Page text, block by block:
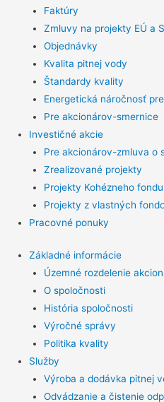
Faktúry
Zmluvy na projekty EÚ a
Objednávky
Kvalita pitnej vody
Štandardy kvality
Energetická náročnosť
Pre akcionárov-smernice
Investičné akcie
Pre akcionárov-zmluva o
Zrealizované projekty
Projekty Kohézneho fondu
Projekty z vlastných
Pracovné ponuky
Základné informácie
Územné rozdelenie
O spoločnosti
História spoločnosti
Výročné správy
Politika kvality
Služby
Výroba a dodávka pitnej
Odvádzanie a čistenie